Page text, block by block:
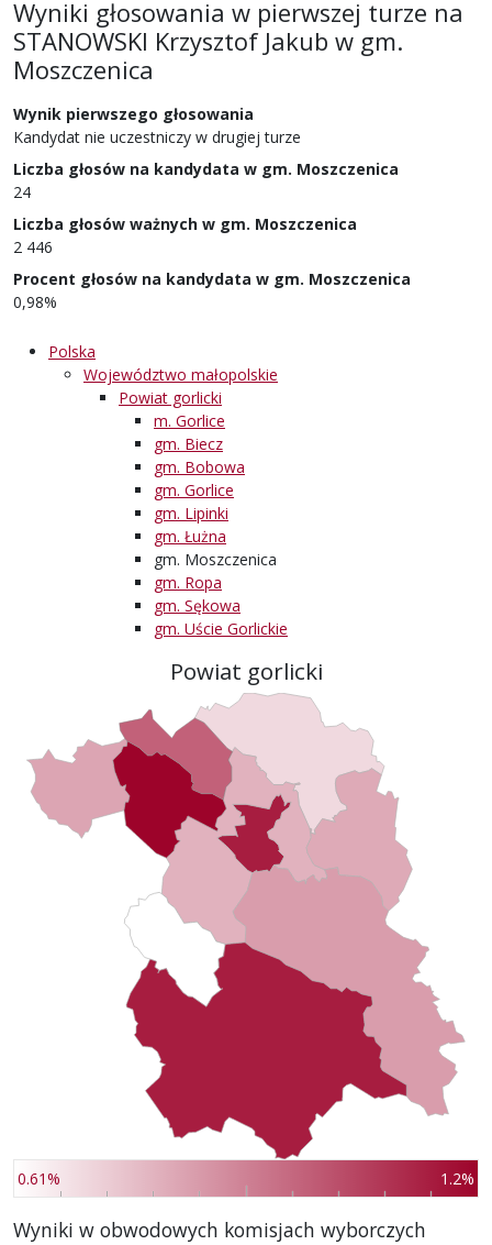
Wyniki głosowania w pierwszej turze na
STANOWSKI Krzysztof Jakub w gm.
Moszczenica
Wynik pierwszego głosowania
Kandydat nie uczestniczy w drugiej turze
Liczba głosów na kandydata w gm. Moszczenica
24
Liczba głosów ważnych w gm. Moszczenica
2 446
Procent głosów na kandydata w gm. Moszczenica
0,98%
Polska
Województwo małopolskie
Powiat gorlicki
m. Gorlice
gm. Biecz
gm. Bobowa
gm. Gorlice
gm. Lipinki
gm. Łużna
gm. Moszczenica
gm. Ropa
gm. Sękowa
gm. Uście Gorlickie
Powiat gorlicki
0.61% 1.2%
Wyniki w obwodowych komisjach wyborczych